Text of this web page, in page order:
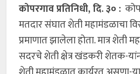
कोपरगाव प्रतिनिधी, दि. ३० :
मतदार संघात शेती महामंडळाचा
प्रमाणात झालेला होता. मात्र शेती
सदरचे शेती क्षेत्र खंडकरी शेतक-